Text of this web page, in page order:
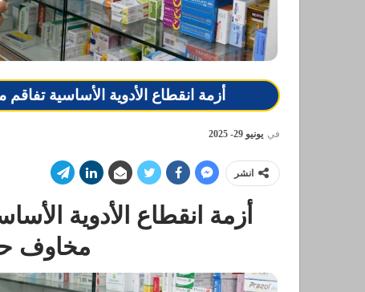
أزمة انقطاع الأدوية الأساسية
في يونيو 29- 2025
انشر
أزمة انقطاع الأدوية
مخاوف